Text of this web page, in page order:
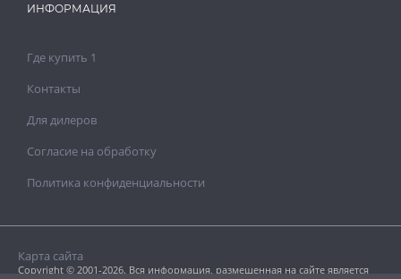
ИНФОРМАЦИЯ
Где купить 1
Контакты
Для дилеров
Согласие на обработку
Политика конфиденциальности
Copyright © 2001-2026. Вся информация, размещенная на сайте является
Карта сайта